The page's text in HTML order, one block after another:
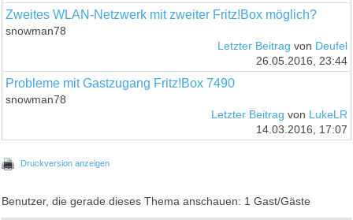
Zweites WLAN-Netzwerk mit zweiter Fritz!Box möglich?
snowman78
Letzter Beitrag von Deufel
26.05.2016, 23:44
Probleme mit Gastzugang Fritz!Box 7490
snowman78
Letzter Beitrag von LukeLR
14.03.2016, 17:07
Druckversion anzeigen
Benutzer, die gerade dieses Thema anschauen: 1 Gast/Gäste